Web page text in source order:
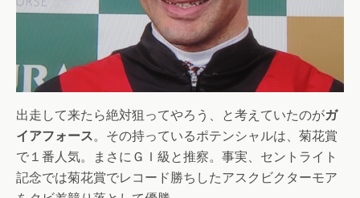
出走して来たら絶対狙ってやろう、と考えていたのがガ
イアフォース。その持っているポテンシャルは、菊花賞
で１番人気。まさにＧＩ級と推察。事実、セントライト
記念では菊花賞でレコード勝ちしたアスクビクターモア